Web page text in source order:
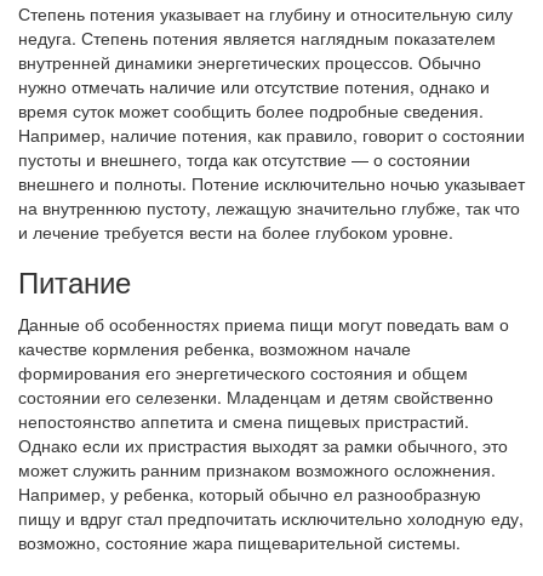
Степень потения указывает на глубину и относительную силу
недуга. Степень потения является наглядным показателем
внутренней динамики энергетических процессов. Обычно
нужно отмечать наличие или отсутствие потения, однако и
время суток может сообщить более подробные сведения.
Например, наличие потения, как правило, говорит о состоянии
пустоты и внешнего, тогда как отсутствие — о состоянии
внешнего и полноты. Потение исключительно ночью указывает
на внутреннюю пустоту, лежащую значительно глубже, так что
и лечение требуется вести на более глубоком уровне.
Питание
Данные об особенностях приема пищи могут поведать вам о
качестве кормления ребенка, возможном начале
формирования его энергетического состояния и общем
состоянии его селезенки. Младенцам и детям свойственно
непостоянство аппетита и смена пищевых пристрастий.
Однако если их пристрастия выходят за рамки обычного, это
может служить ранним признаком возможного осложнения.
Например, у ребенка, который обычно ел разнообразную
пищу и вдруг стал предпочитать исключительно холодную еду,
возможно, состояние жара пищеварительной системы.